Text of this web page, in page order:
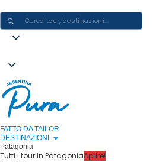
FATTO DA TAILOR
DESTINAZIONI
Patagonia
Tutti i tour in PatagoniaAprire!